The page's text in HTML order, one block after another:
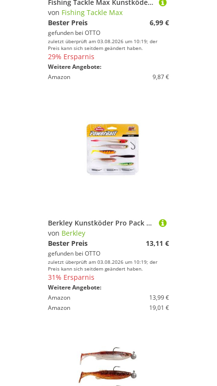
Fishing Tackle Max Kunstköder FTM AAal Instinct Bait Dip - 40ml Lockstoff
von Fishing Tackle Max
Bester Preis
6,99 €
gefunden bei OTTO
zuletzt überprüft am 03.08.2026 um 10:19; der
Preis kann sich seitdem geändert haben.
29% Ersparnis
Weitere Angebote:
Amazon
9,87 €
Berkley Kunstköder Pro Pack Drop Shot 7cm 11,5cm 11 Teilig Barsch Zander Berkley Angeln, (Pro Pack Drop Shot 7cm), Super Fängig
von Berkley
Bester Preis
13,11 €
gefunden bei OTTO
zuletzt überprüft am 03.08.2026 um 10:19; der
Preis kann sich seitdem geändert haben.
31% Ersparnis
Weitere Angebote:
Amazon
13,99 €
Amazon
19,01 €